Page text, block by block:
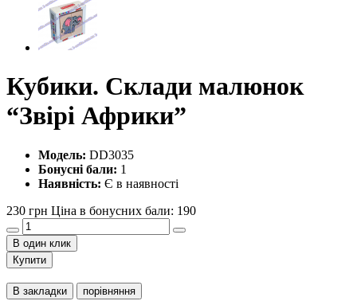
Кубики. Склади малюнок
“Звірі Африки”
Модель: DD3035
Бонусні бали: 1
Наявність: Є в наявності
230 грн Ціна в бонусних бали: 190
В один клик
Купити
В закладки порівняння